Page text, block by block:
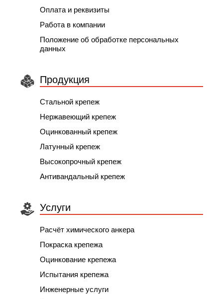
Оплата и реквизиты
Работа в компании
Положение об обработке персональных
данных
Продукция
Стальной крепеж
Нержавеющий крепеж
Оцинкованный крепеж
Латунный крепеж
Высокопрочный крепеж
Антивандальный крепеж
Услуги
Расчёт химического анкера
Покраска крепежа
Оцинкование крепежа
Испытания крепежа
Инженерные услуги